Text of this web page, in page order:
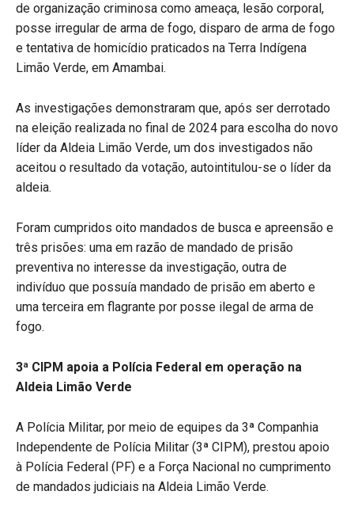
de organização criminosa como ameaça, lesão corporal,
posse irregular de arma de fogo, disparo de arma de fogo
e tentativa de homicídio praticados na Terra Indígena
Limão Verde, em Amambai.
As investigações demonstraram que, após ser derrotado
na eleição realizada no final de 2024 para escolha do novo
líder da Aldeia Limão Verde, um dos investigados não
aceitou o resultado da votação, autointitulou-se o líder da
aldeia.
Foram cumpridos oito mandados de busca e apreensão e
três prisões: uma em razão de mandado de prisão
preventiva no interesse da investigação, outra de
indivíduo que possuía mandado de prisão em aberto e
uma terceira em flagrante por posse ilegal de arma de
fogo.
3ª CIPM apoia a Polícia Federal em operação na
Aldeia Limão Verde
A Polícia Militar, por meio de equipes da 3ª Companhia
Independente de Polícia Militar (3ª CIPM), prestou apoio
à Polícia Federal (PF) e a Força Nacional no cumprimento
de mandados judiciais na Aldeia Limão Verde.